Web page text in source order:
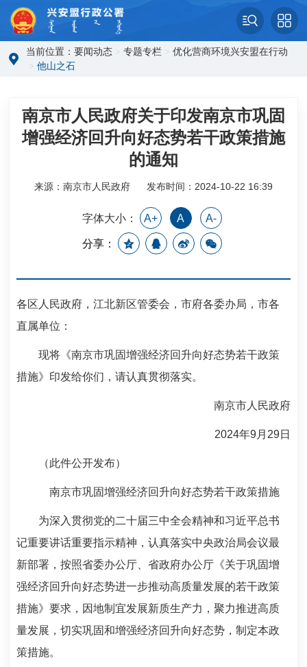
当前位置：要闻动态 >专题专栏 >优化营商环境兴安盟在行动
>他山之石
南京市人民政府关于印发南京市巩固
增强经济回升向好态势若干政策措施
的通知
来源：南京市人民政府 发布时间：2024-10-22 16:39
字体大小： A+ A A-
分享：
各区人民政府，江北新区管委会，市府各委办局，市各
直属单位 ：
现将《南京市巩固增强经济回升向好态势若干政策
措施》印发给你们，请认真贯彻落实。
南京市人民政府
2024年9月 29日
（此件公开发布）
南京市巩固增强经济回升向好态势若干政策措施
为深入贯彻党的二十届三中全会精神和习近平总书
记重要讲话重要指示精神，认真落实中央政治局会议最
新部署，按照省委办公厅、省政府办公厅《关于巩固增
强经济回升向好态势进一步推动高质量发展的若干政策
措施》要求，因地制宜发展新质生产力，聚力推进高质
量发展，切实巩固和增强经济回升向好态势，制定本政
策措施。